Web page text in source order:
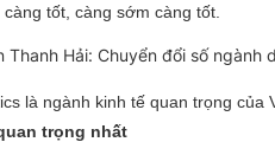
tốt, càng sớm càng tốt.
là ngành kinh tế quan trọng của
trọng nhất